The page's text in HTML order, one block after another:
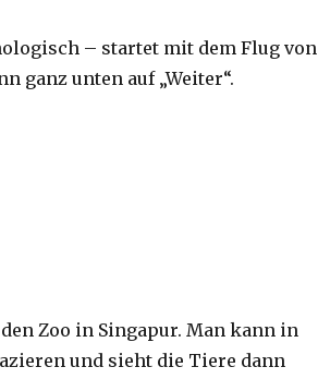
– startet mit dem Flug von
ganz unten auf „Weiter“.
Zoo in Singapur. Man kann in
und sieht die Tiere dann